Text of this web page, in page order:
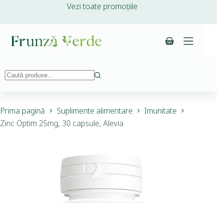
Vezi toate promoțiile
Prima pagină Suplimente alimentare
Imunitate
Zinc Optim 25mg, 30 capsule, Alevia